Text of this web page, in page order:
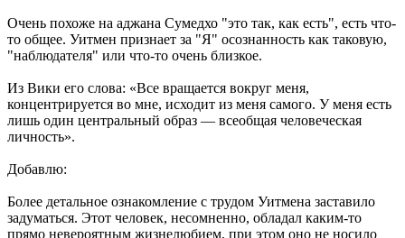
Очень похоже на аджана Сумедхо "это так, как есть", есть что-
то общее. Уитмен признает за "Я" осознанность как таковую,
"наблюдателя" или что-то очень близкое.
Из Вики его слова: «Все вращается вокруг меня,
концентрируется во мне, исходит из меня самого. У меня есть
лишь один центральный образ — всеобщая человеческая
личность».
Добавлю:
Более детальное ознакомление с трудом Уитмена заставило
задуматься. Этот человек, несомненно, обладал каким-то
прямо невероятным жизнелюбием, при этом оно не носило